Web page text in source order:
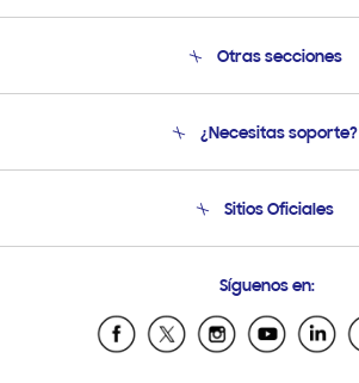
Otras secciones
Soporte
Condiciones de Compra
¿Necesitas soporte?
Soporte vía eMail
Sitios Oficiales
Samsung Ecuador
Samsung El Salvador
Síguenos en: